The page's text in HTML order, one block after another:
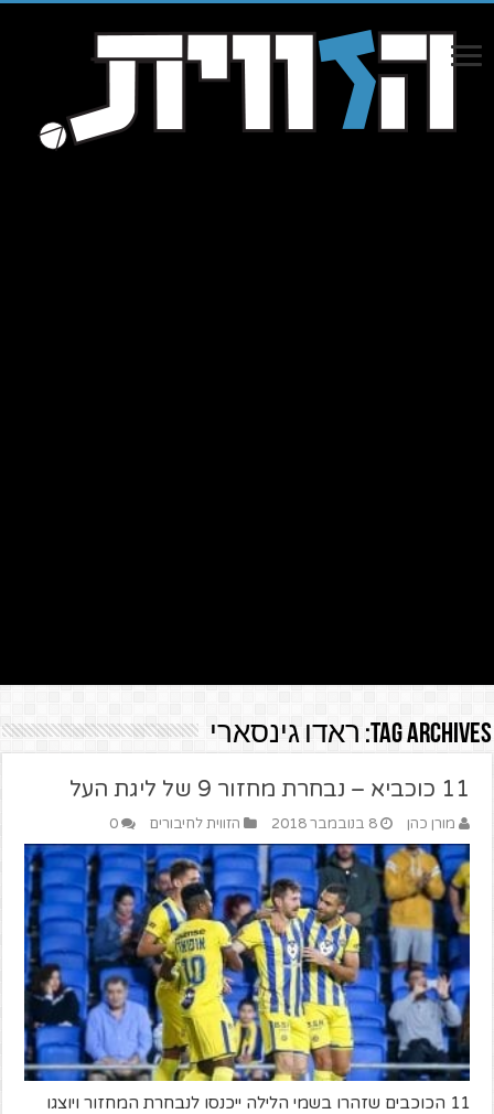
Tag Archives: ראדו גינסארי
11 כוכביא – נבחרת מחזור 9 של ליגת העל
מורן כהן 8 בנובמבר 2018 הזווית לחיבורים 0
11 הכוכבים שזהרו בשמי הלילה ייכנסו לנבחרת המחזור ויוצגו